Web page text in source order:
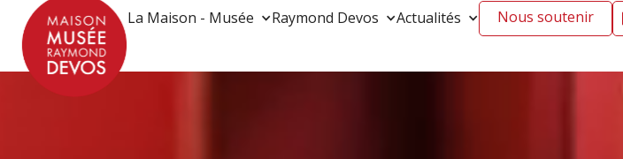
La Maison - Musée Raymond Devos Actualités Nous soutenir